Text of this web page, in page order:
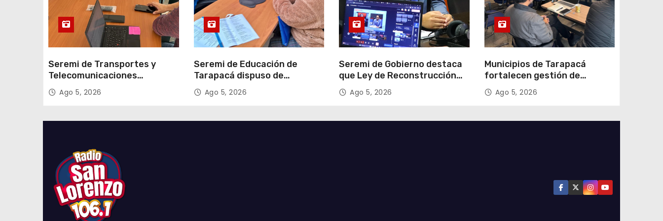
a
s
Seremi de Transportes y
Telecomunicaciones
encabezó primera mesa de
coordinación para el retiro de
Ago 5, 2026
Seremi de Educación de
Tarapacá dispuso de
facilitadores para apoyar
proceso de Admisión Escolar
Ago 5, 2026
Seremi de Gobierno destaca
que Ley de Reconstrucción
Nacional impulsará la
inversión y el empleo en
Ago 5, 2026
Municipios de Tarapacá
fortalecen gestión de
subsidios de agua potable en
jornada regional organizada
ANDESS
Ago 5, 2026